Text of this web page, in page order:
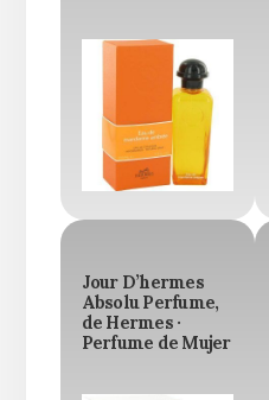
Jour D’hermes
Absolu Perfume,
de Hermes ·
Perfume de Mujer